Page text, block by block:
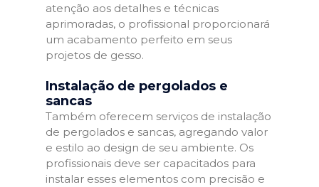
atenção aos detalhes e técnicas
aprimoradas, o profissional proporcionará
um acabamento perfeito em seus
projetos de gesso.
Instalação de pergolados e
sancas
Também oferecem serviços de instalação
de pergolados e sancas, agregando valor
e estilo ao design de seu ambiente. Os
profissionais deve ser capacitados para
instalar esses elementos com precisão e